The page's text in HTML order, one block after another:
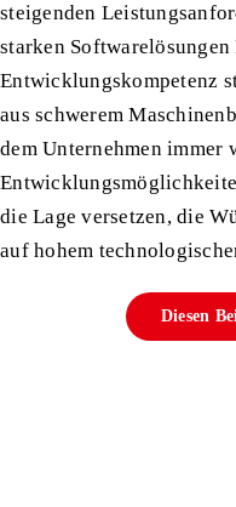
steigenden
starken
Entwicklungskompetenz
aus schwerem
dem Unternehmen immer
die Lage versetzen, die
auf hohem
Diesen